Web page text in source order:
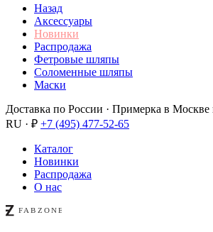
Назад
Аксессуары
Новинки
Распродажа
Фетровые шляпы
Соломенные шляпы
Маски
Доставка по России · Примерка в Москве
RU · ₽ +7 (495) 477-52-65
Каталог
Новинки
Распродажа
О нас